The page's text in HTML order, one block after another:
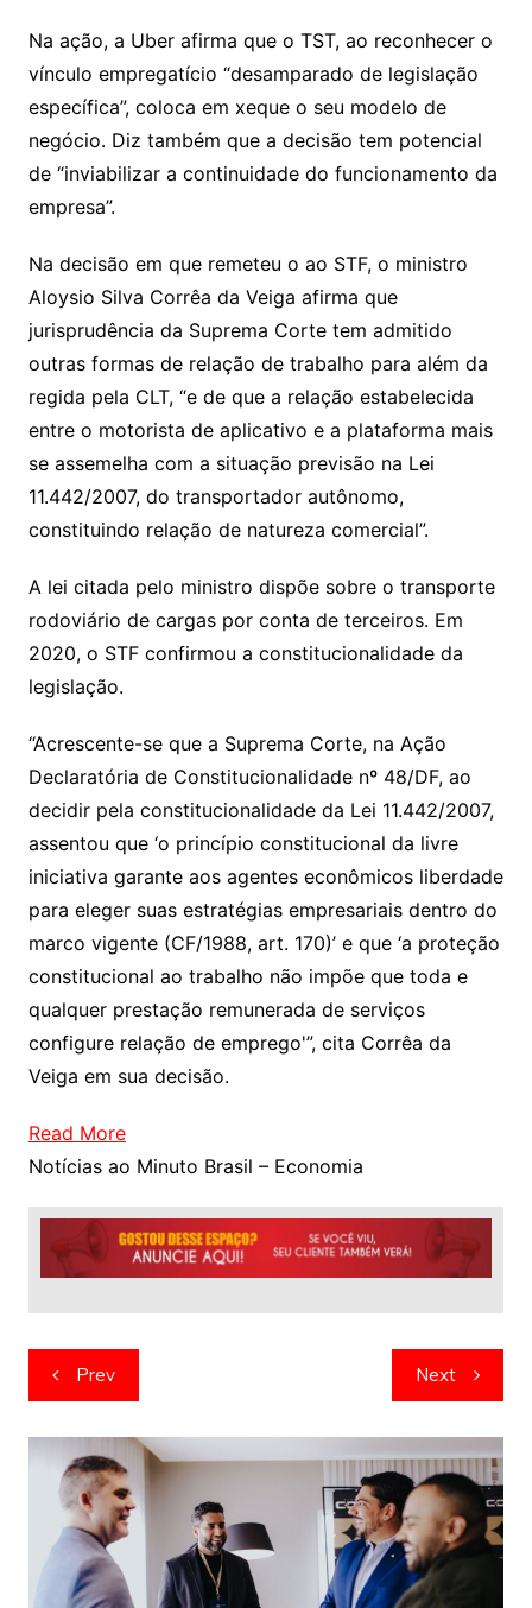
Na ação, a Uber afirma que o TST, ao reconhecer o
vínculo empregatício “desamparado de legislação
específica”, coloca em xeque o seu modelo de
negócio. Diz também que a decisão tem potencial
de “inviabilizar a continuidade do funcionamento da
empresa”.
Na decisão em que remeteu o ao STF, o ministro
Aloysio Silva Corrêa da Veiga afirma que
jurisprudência da Suprema Corte tem admitido
outras formas de relação de trabalho para além da
regida pela CLT, “e de que a relação estabelecida
entre o motorista de aplicativo e a plataforma mais
se assemelha com a situação previsão na Lei
11.442/2007, do transportador autônomo,
constituindo relação de natureza comercial”.
A lei citada pelo ministro dispõe sobre o transporte
rodoviário de cargas por conta de terceiros. Em
2020, o STF confirmou a constitucionalidade da
legislação.
“Acrescente-se que a Suprema Corte, na Ação
Declaratória de Constitucionalidade nº 48/DF, ao
decidir pela constitucionalidade da Lei 11.442/2007,
assentou que ‘o princípio constitucional da livre
iniciativa garante aos agentes econômicos liberdade
para eleger suas estratégias empresariais dentro do
marco vigente (CF/1988, art. 170)’ e que ‘a proteção
constitucional ao trabalho não impõe que toda e
qualquer prestação remunerada de serviços
configure relação de emprego'”, cita Corrêa da
Veiga em sua decisão.
Read More
Notícias ao Minuto Brasil – Economia
Navegação
de
artigos
Prev Next